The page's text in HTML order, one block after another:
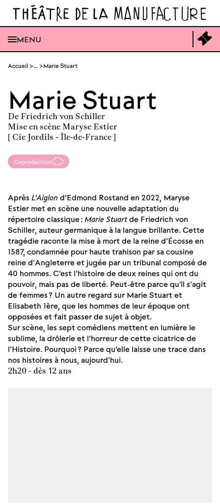
recherche
menu
générale
MENU
Accueil ... Marie Stuart
Marie Stuart
De Friedrich von Schiller
Mise en scène Maryse Estier
[ Cie Jordils - Île-de-France ]
Coproduction
AprèsL’Aiglon d’Edmond Rostand en 2022, Maryse
Estier met en scène une nouvelle adaptation du
répertoire classique :Marie Stuartde Friedrich von
Schiller, auteur germanique à la langue brillante. Cette
tragédie raconte la mise à mort de la reine d’Écosse en
1587, condamnée pour haute trahison par sa cousine
reine d’Angleterre et jugée par un tribunal composé de
40 hommes. C’est l’histoire de deux reines qui ont du
pouvoir, mais pas de liberté. Peut-être parce qu’il s’agit
de femmes ? Un autre regard sur Marie Stuart et
Elisabeth 1ère, que les hommes de leur époque ont
opposées et fait passer de sujet à objet.
Sur scène, les sept comédiens mettent en lumière le
sublime, la drôlerie et l’horreur de cette cicatrice de
l’Histoire. Pourquoi ? Parce qu’elle laisse une trace dans
nos histoires à nous, aujourd’hui.
2h20 - dès 12 ans